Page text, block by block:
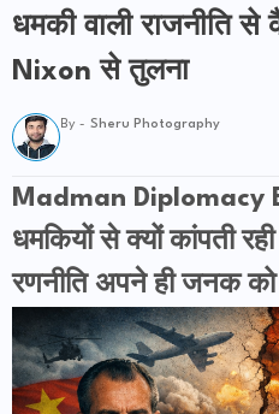
धमकी वाली राजनीति से
Nixon से तुलना
By - Sheru Photography
Madman Diplomacy
धमकियों से क्यों कांपती
रणनीति अपने ही जनक